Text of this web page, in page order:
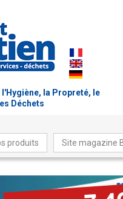
la Propreté, le
Déchets
produits Site magazine